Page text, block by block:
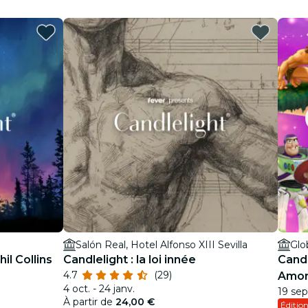
Collins
Salón Real, Hotel Alfonso XIII Sevilla
Candlelight : la loi innée
4.7
(29)
4 oct. - 24 janv.
À partir de 24,00 €
19